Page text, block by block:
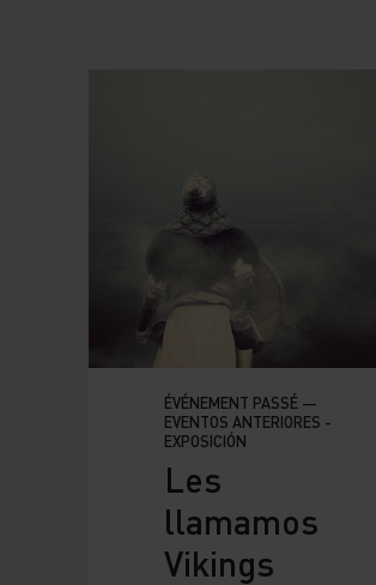
ÉVÉNEMENT PASSÉ —
EVENTOS ANTERIORES -
EXPOSICIÓN
Les
llamamos
Vikings